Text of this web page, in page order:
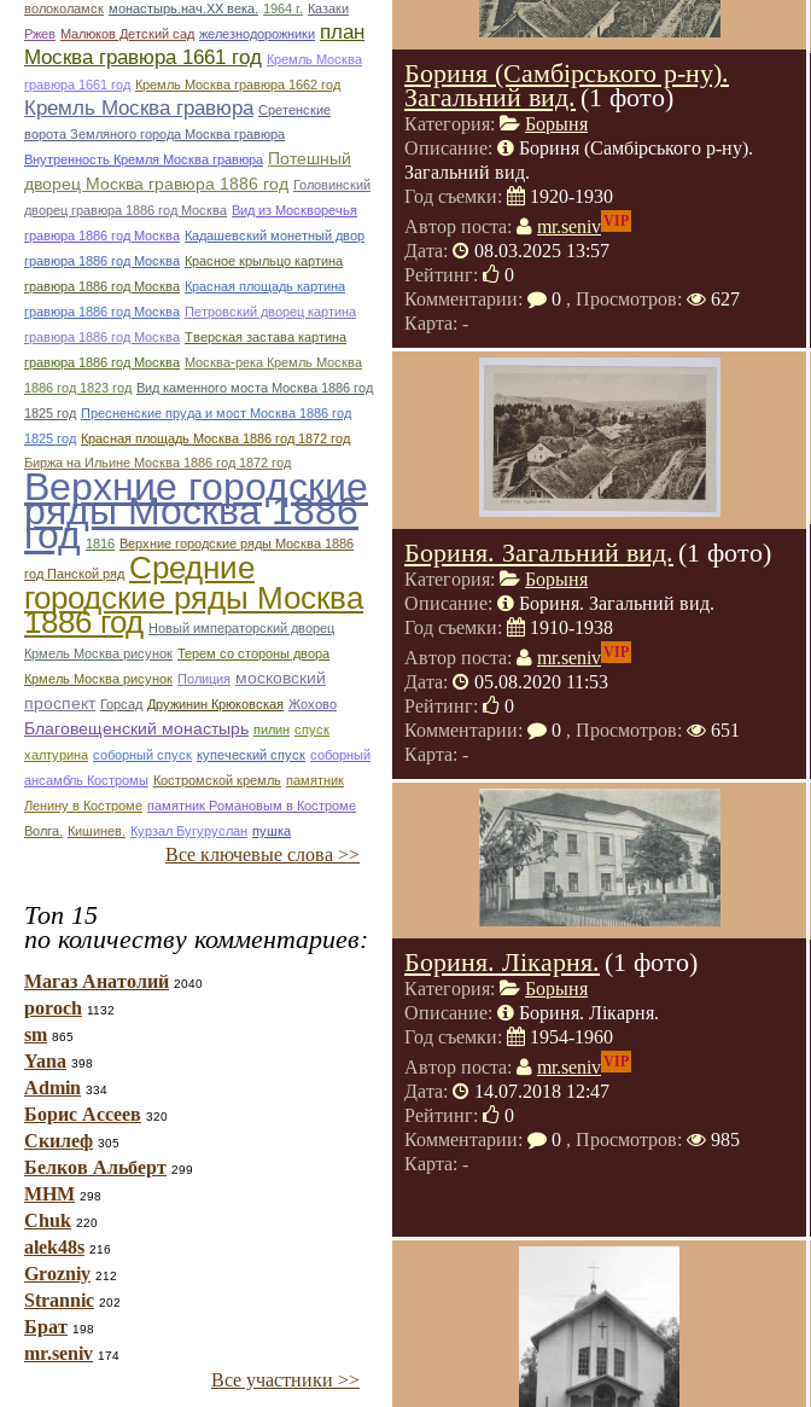
волоколамск монастырь.нач.ХХ века. 1964 г. Казаки
Ржев Малюков Детский сад железнодорожники план
Москва гравюра 1661 год Кремль Москва
гравюра 1661 год Кремль Москва гравюра 1662 год
Кремль Москва гравюра Сретенские
ворота Земляного города Москва гравюра
Внутренность Кремля Москва гравюра Потешный
дворец Москва гравюра 1886 год Головинский
дворец гравюра 1886 год Москва Вид из Москворечья
гравюра 1886 год Москва Кадашевский монетный двор
гравюра 1886 год Москва Красное крыльцо картина
гравюра 1886 год Москва Красная площадь картина
гравюра 1886 год Москва Петровский дворец картина
гравюра 1886 год Москва Тверская застава картина
гравюра 1886 год Москва Москва-река Кремль Москва
1886 год 1823 год Вид каменного моста Москва 1886 год
1825 год Пресненские пруда и мост Москва 1886 год
1825 год Красная площадь Москва 1886 год 1872 год
Биржа на Ильине Москва 1886 год 1872 год
Верхние городские
ряды Москва 1886
год 1816 Верхние городские ряды Москва 1886
год Панской ряд Средние
городские ряды Москва
1886 год Новый императорский дворец
Крмель Москва рисунок Терем со стороны двора
Крмель Москва рисунок Полиция московский
проспект Горсад Дружинин Крюковская Жохово
Благовещенский монастырь пилин спуск
халтурина соборный спуск купеческий спуск соборный
ансамбль Костромы Костромской кремль памятник
Ленину в Костроме памятник Романовым в Костроме
Волга.
Кишинев. Курзал Бугуруслан пушка
Все ключевые слова >>
Топ 15
по количеству комментариев:
Магаз Анатолий 2040
poroch 1132
sm 865
Yana 398
Admin 334
Борис Ассеев 320
Скилеф 305
Белков Альберт 299
МНМ 298
Chuk 220
alek48s 216
Grozniy 212
Strannic 202
Брат 198
mr.seniv 174
Все участники >>
Бориня (Самбірського р-ну).
Загальний вид.(1 фото)
Категория:
Борыня
Описание:
Бориня (Самбірського р-ну).
Загальний вид.
Год съемки:
1920-1930
Автор поста:
mr.senivVIP
Дата:
08.03.2025 13:57
Рейтинг:
0
Комментарии:
0 , Просмотров:
627
Карта: -
Бориня. Загальний вид. (1 фото)
Категория:
Борыня
Описание:
Бориня. Загальний вид.
Год съемки:
1910-1938
Автор поста:
mr.senivVIP
Дата:
05.08.2020 11:53
Рейтинг:
0
Комментарии:
0 , Просмотров:
651
Карта: -
Бориня. Лікарня. (1 фото)
Категория:
Борыня
Описание:
Бориня. Лікарня.
Год съемки:
1954-1960
Автор поста:
mr.senivVIP
Дата:
14.07.2018 12:47
Рейтинг:
0
Комментарии:
0 , Просмотров:
985
Карта: -